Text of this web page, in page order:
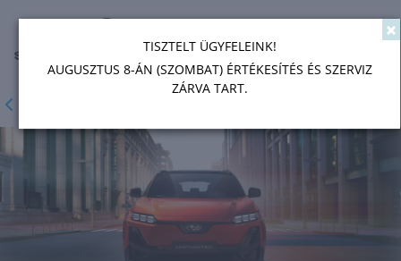
×
TISZTELT ÜGYFELEINK!
AUGUSZTUS 8-ÁN (SZOMBAT) ÉRTÉKESÍTÉS ÉS SZERVIZ
ZÁRVA TART.